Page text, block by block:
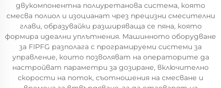
двукомпонентна полиуретанова система, която
смесва полиол и изоцианат чрез прецизни смесителни
глави, образувайки разширяваща се пяна, която
формира идеални уплътнения. Машинното оборудване
за FIPFG разполага с програмируеми системи за
управление, които позволяват на операторите да
настройват параметри за дозиране, включително
скорости на поток, съотношения на смесване и